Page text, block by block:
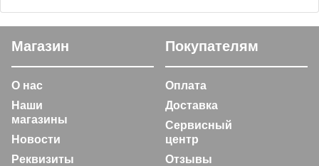
Магазин
О нас
Наши
магазины
Новости
Реквизиты
Покупателям
Оплата
Доставка
Сервисный
центр
Отзывы